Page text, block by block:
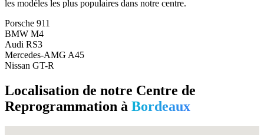
les modèles les plus populaires dans notre centre.
Porsche 911
BMW M4
Audi RS3
Mercedes-AMG A45
Nissan GT-R
Localisation de notre Centre de
Reprogrammation à Bordeaux